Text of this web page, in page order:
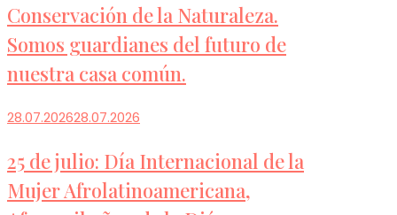
Conservación de la Naturaleza.
Somos guardianes del futuro de
nuestra casa común.
28.07.202628.07.2026
25 de julio: Día Internacional de la
Mujer Afrolatinoamericana,